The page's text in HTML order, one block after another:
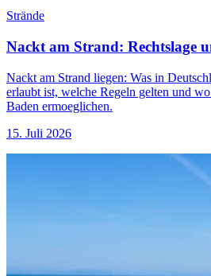
Strände
Nackt am Strand: Rechtslage
Nackt am Strand liegen: Was in
erlaubt ist, welche Regeln gelten und
Baden ermoeglichen.
15. Juli 2026